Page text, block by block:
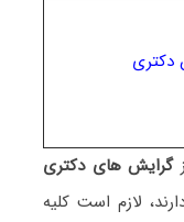
دکتری
گرایش های دکتری
لازم است کلیه